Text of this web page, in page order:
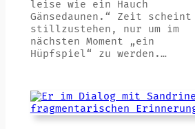
leise wie ein Hauch
Gänsedaunen.“ Zeit scheint
stillzustehen, nur um im
nächsten Moment „ein
Hüpfspiel“ zu werden.…